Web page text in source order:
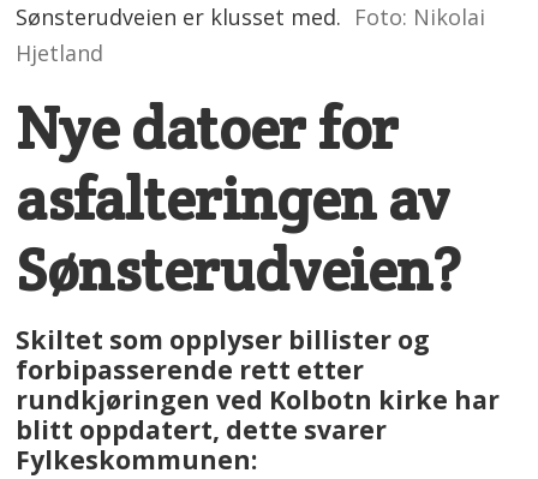
Sønsterudveien er klusset med. Foto: Nikolai
Hjetland
Nye datoer for
asfalteringen av
Sønsterudveien?
Skiltet som opplyser billister og
forbipasserende rett etter
rundkjøringen ved Kolbotn kirke har
blitt oppdatert, dette svarer
Fylkeskommunen: